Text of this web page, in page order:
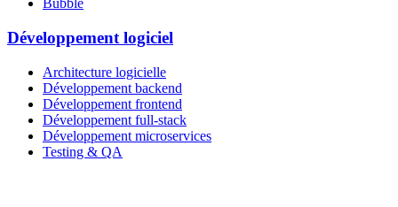
Bubble
Développement logiciel
Architecture logicielle
Développement backend
Développement frontend
Développement full-stack
Développement microservices
Testing & QA